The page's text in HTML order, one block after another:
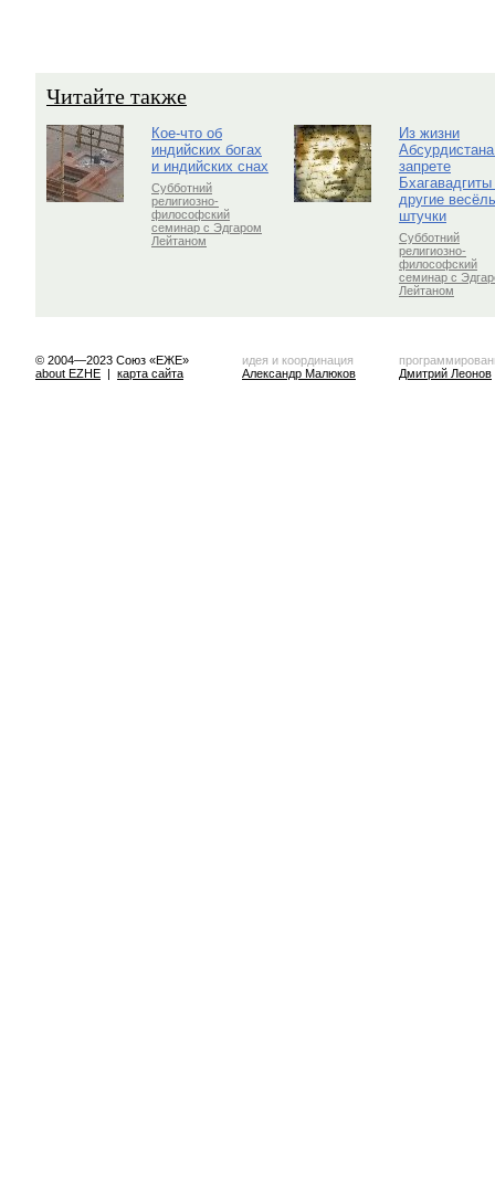
Читайте также
Кое-что об
индийских богах
и индийских снах
Субботний
религиозно-
философский
семинар с Эдгаром
Лейтаном
Из жизни
запрете
Бхагавадгиты
другие
штучки
Субботний
религиозно-
философский
семинар с
Лейтаном
© 2004—2023 Союз «ЕЖЕ»
about EZHE | карта сайта
идея и координация
Александр Малюков
Дмитрий Леонов